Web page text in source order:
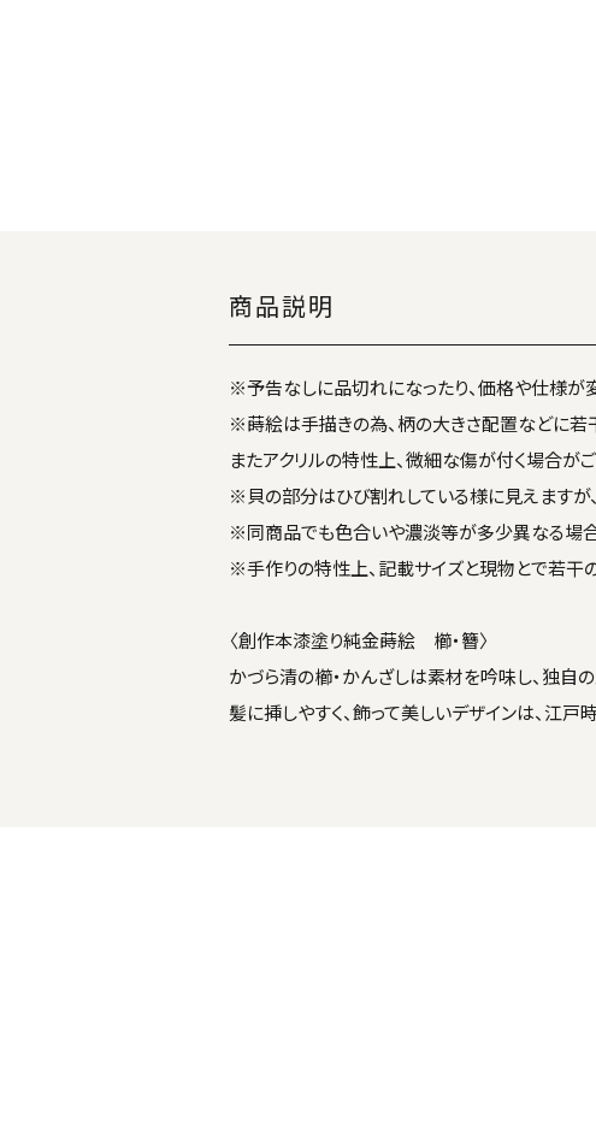
商品説明
※予告なしに品切れになったり、価格や仕様が
※蒔絵は手描きの為、柄の大きさ配置などに若
またアクリルの特性上、微細な傷が付く場合が
※貝の部分はひび割れしている様に見えますが
※同商品でも色合いや濃淡等が多少異なる場合
※手作りの特性上、記載サイズと現物とで若干
〈創作本漆塗り純金蒔絵 櫛・簪〉
かづら清の櫛・かんざしは素材を吟味し、独自
髪に挿しやすく、飾って美しいデザインは、江